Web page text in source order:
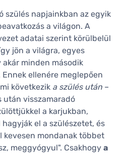
szülés napjainkban az egyik
a világon. A
adatai szerint körülbelül
jön a világra, egyes
akár minden második
ellenére meglepően
következik a szülés után –
után visszamaradó
a karjukban,
el a szülészetet, és
kevesen mondanak többet
meggyógyul". Csakhogy a